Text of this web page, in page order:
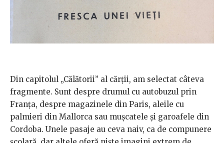
Din capitolul „Călătorii” al cărții, am selectat câteva
fragmente. Sunt despre drumul cu autobuzul prin
Franța, despre magazinele din Paris, aleile cu
palmieri din Mallorca sau mușcatele și garoafele din
Cordoba. Unele pasaje au ceva naiv, ca de compunere